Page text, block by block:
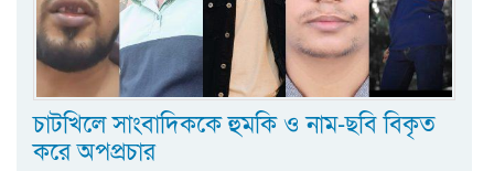
চাটখিলে সাংবাদিককে হুমকি ও নাম-ছবি বিকৃত
করে অপপ্রচার